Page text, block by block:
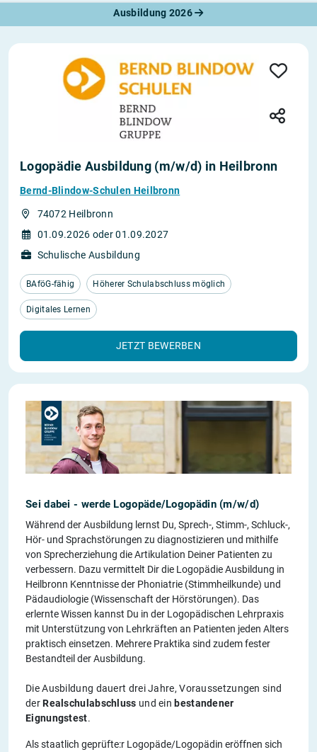
Ausbildung 2026
Logopädie Ausbildung (m/w/d) in Heilbronn
Bernd-Blindow-Schulen Heilbronn
74072 Heilbronn
01.09.2026 oder 01.09.2027
Schulische Ausbildung
BAföG-fähig Höherer Schulabschluss möglich
Digitales Lernen
JETZT BEWERBEN
Sei dabei - werde Logopäde/Logopädin (m/w/d)
Während der Ausbildung lernst Du, Sprech-, Stimm-, Schluck-,
Hör- und Sprachstörungen zu diagnostizieren und mithilfe
von Sprecherziehung die Artikulation Deiner Patienten zu
verbessern. Dazu vermittelt Dir die Logopädie Ausbildung in
Heilbronn Kenntnisse der Phoniatrie (Stimmheilkunde) und
Pädaudiologie (Wissenschaft der Hörstörungen). Das
erlernte Wissen kannst Du in der Logopädischen Lehrpraxis
mit Unterstützung von Lehrkräften an Patienten jeden Alters
praktisch einsetzen. Mehrere Praktika sind zudem fester
Bestandteil der Ausbildung.
Die Ausbildung dauert drei Jahre, Voraussetzungen sind
derRealschulabschluss und einbestandener
Eignungstest.
Als staatlich geprüfte:r Logopäde/Logopädin eröffnen sich